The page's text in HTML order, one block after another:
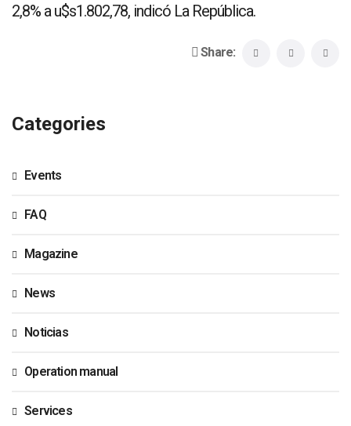
2,8% a u$s1.802,78, indicó La República.
Share:
Categories
Events
FAQ
Magazine
News
Noticias
Operation manual
Services